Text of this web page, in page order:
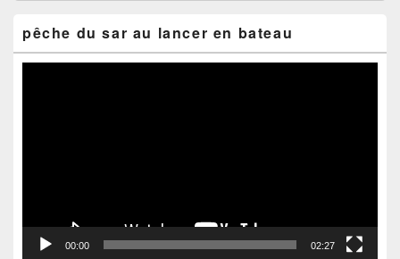
pêche du sar au lancer en bateau
00:00 02:27